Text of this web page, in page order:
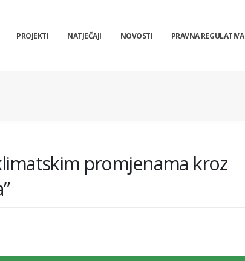
PROJEKTI NATJEČAJI NOVOSTI PRAVNA REGULATIVA
promjenama kroz